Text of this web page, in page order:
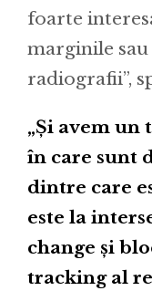
foarte
marginile
radiografii”,
„Și avem un
în care sunt
dintre care
este la
change și
tracking al